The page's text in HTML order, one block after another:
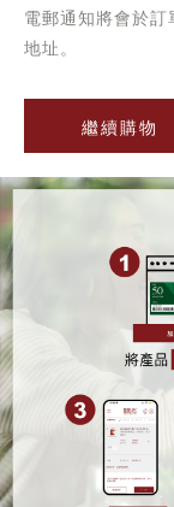
電郵通知將會於
地址。
繼續購物